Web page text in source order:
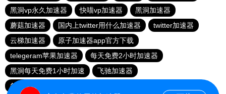
黑洞vp永久加速器
快喵vp加速器
黑洞加速器
蘑菇加速器
国内上twitter用什么加速器
twitter加速器
云梯加速器
原子加速器app官方下载
telegeram苹果加速器
每天免费2小时加速器
黑洞每天免费1小时加速
飞驰加速器
每天试用一小时加速器